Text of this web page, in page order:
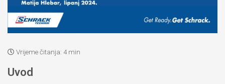
Vrijeme čitanja: 4 min
Uvod